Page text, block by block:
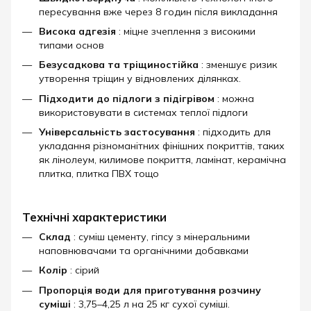
пересування вже через 8 годин після викладання
Висока адгезія : міцне зчеплення з високими
типами основ
Безусадкова та тріщиностійка : зменшує ризик
утворення тріщин у відновлених ділянках.
Підходити до підлоги з підігрівом : можна
використовувати в системах теплої підлоги
Універсальність застосування : підходить для
укладання різноманітних фінішних покриттів, таких
як лінолеум, килимове покриття, ламінат, керамічна
плитка, плитка ПВХ тощо
Технічні характеристики
Склад : суміш цементу, гіпсу з мінеральними
наповнювачами та органічними добавками
Колір : сірий
Пропорція води для приготування розчину
суміші : 3,75–4,25 л на 25 кг сухої суміші.